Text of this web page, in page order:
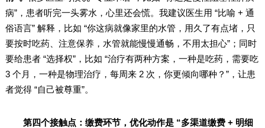
病”，患者听完一头雾水，心里还会慌。我建议医生用 “比喻 + 通
俗语言” 解释，比如 “你这病就像家里的水管，用久了有点堵，只
要按时吃药、注意保养，水管就能慢慢通畅，不用太担心”；同时
要给患者 “选择权”，比如 “治疗有两种方案，一种是吃药，需要吃
3 个月，一种是物理治疗，每周来 2 次，你更倾向哪种？”，让患
者觉得 “自己被尊重”。
第四个接触点：缴费环节，优化动作是 “多渠道缴费 + 明细